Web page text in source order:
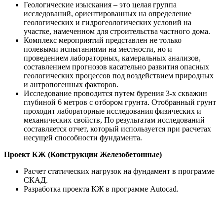
Геологические изыскания – это целая группа
исследований, ориентированных на определение
геологических и гидрогеологических условий на
участке, намеченном для строительства частного дома.
Комплекс мероприятий представлен не только
полевыми испытаниями на местности, но и
проведением лабораторных, камеральных анализов,
составлением прогнозов касательно развития опасных
геологических процессов под воздействием природных
и антропогенных факторов.
Исследование проводится путем бурения 3-х скважин
глубиной 6 метров с отбором грунта. Отобранный грунт
проходит лабораторные исследования физических и
механических свойств, По результатам исследований
составляется отчет, который используется при расчетах
несущей способности фундамента.
Проект КЖ (Конструкции Железобетонные)
Расчет статических нагрузок на фундамент в программе
СКАД.
Разработка проекта КЖ в программе Autocad.